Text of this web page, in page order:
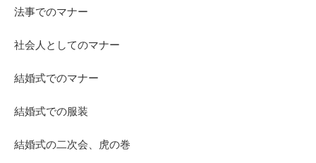
法事でのマナー
社会人としてのマナー
結婚式でのマナー
結婚式での服装
結婚式の二次会、虎の巻